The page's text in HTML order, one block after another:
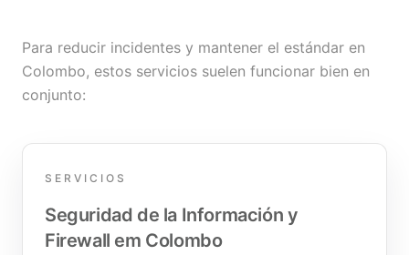
Para reducir incidentes y mantener el estándar en
Colombo, estos servicios suelen funcionar bien en
conjunto:
SERVICIOS
Seguridad de la Información y
Firewall em Colombo